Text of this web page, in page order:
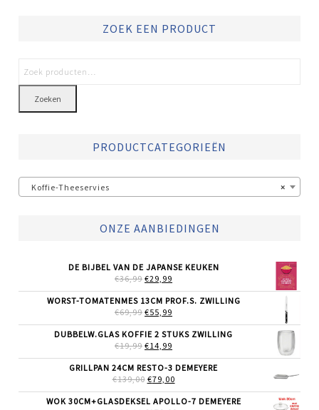
ZOEK EEN PRODUCT
Zoeken
PRODUCTCATEGORIEËN
×
Koffie-Theeservies
ONZE AANBIEDINGEN
DE BIJBEL VAN DE JAPANSE KEUKEN
€36,99 OORSPRONKELIJKE
WAS:
€36,99.
€29,99
IS:
WORST-TOMATENMES 13CM PROF.S. ZWILLING
€69,99 OORSPRONKELIJKE
WAS:
€69,99.
€55,99
IS:
DUBBELW.GLAS KOFFIE 2 STUKS ZWILLING
€19,99 OORSPRONKELIJKE
WAS:
€19,99.
€14,99
IS:
€14,99.
GRILLPAN 24CM RESTO-3 DEMEYERE
€139,00 OORSPRONKELIJKE
WAS:
€79,00HUIDIGE
IS:
WOK 30CM+GLASDEKSEL APOLLO-7 DEMEYERE